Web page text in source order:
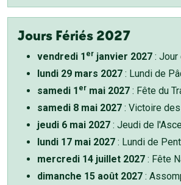
Jours Fériés 2027
vendredi 1 er janvier 2027 : Jour
lundi 29 mars 2027 : Lundi de
samedi 1 er mai 2027 : Fête du
samedi 8 mai 2027 : Victoire
jeudi 6 mai 2027 : Jeudi de
lundi 17 mai 2027 : Lundi de
mercredi 14 juillet 2027 : Fête
dimanche 15 août 2027 :